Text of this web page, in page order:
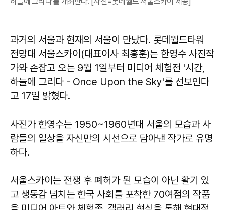
과거의 서울과 현재의 서울이 만났다. 롯데월드타워
전망대 서울스카이(대표이사 최홍훈)는 한영수 사진작
가와 손잡고 오는 9월 1일부터 미디어 체험전 '시간,
하늘에 그리다 - Once Upon the Sky'를 선보인다
고 17일 밝혔다.
사진가 한영수는 1950~1960년대 서울의 모습과 사
람들의 일상을 자신만의 시선으로 담아낸 작가로 유명
하다.
서울스카이는 전쟁 후 폐허가 된 모습이 아닌 활기 있
고 생동감 넘치는 한국 사회를 포착한 70여점의 작품